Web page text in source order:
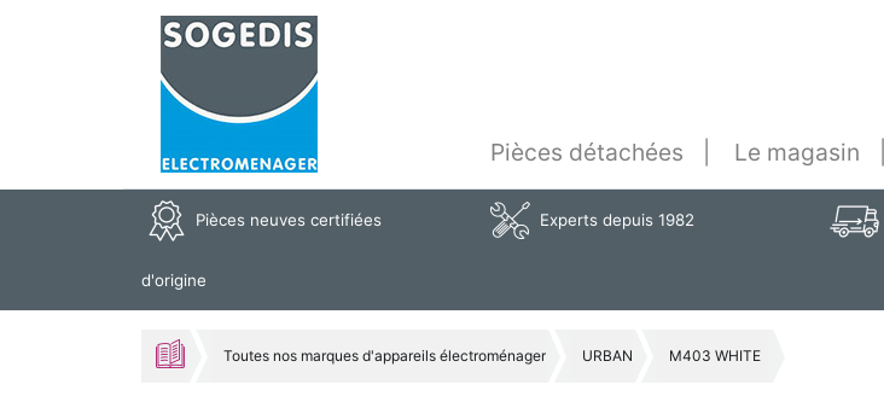
Pièces détachées Le magasin
Pièces neuves certifiées
d'origine
Experts depuis 1982
Toutes nos marques d'appareils électroménager URBAN M403 WHITE